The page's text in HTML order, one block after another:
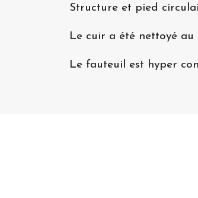
Structure et pied
Le cuir a été nettoyé
Le fauteuil est hyper